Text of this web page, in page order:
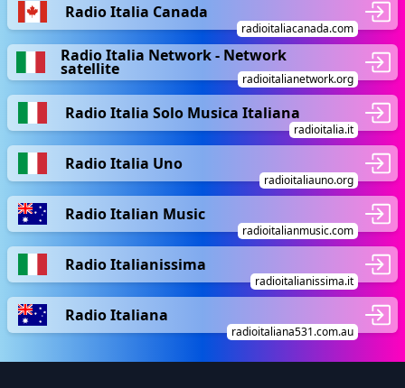
Radio Italia Canada
radioitaliacanada.com
Radio Italia Network - Network
satellite
radioitalianetwork.org
Radio Italia Solo Musica Italiana
radioitalia.it
Radio Italia Uno
radioitaliauno.org
Radio Italian Music
radioitalianmusic.com
Radio Italianissima
radioitalianissima.it
Radio Italiana
radioitaliana531.com.au